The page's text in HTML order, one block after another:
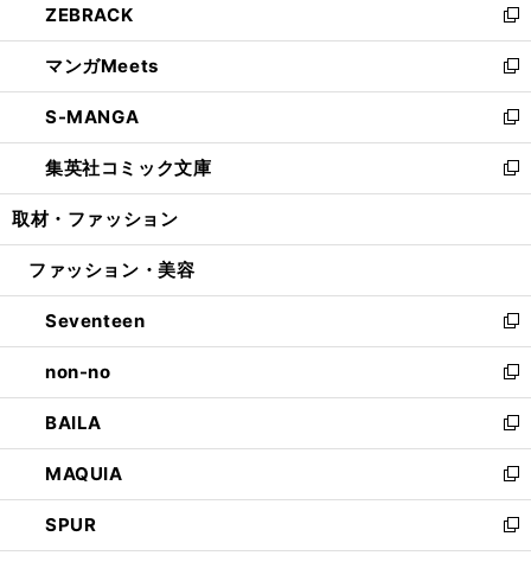
く
で
開
く
ド
ウ
で
開
く
ィ
ン
ド
ウ
で
開
く
い
ウ
ィ
ン
ド
ウ
で
開
ZEBRACK
新
し
い
ウ
ィ
ン
ド
ウ
開
マンガMeets
新
し
い
ウ
ィ
ン
ウ
開
く
S-MANGA
新
し
い
ウ
ン
ウ
で
開
く
集英社コミック文庫
新
し
ウ
ン
ド
ウ
で
開
く
取材・ファッション
ファッション・美容
Seventeen
新
し
い
ウ
ィ
ン
ド
ウ
で
開
non-no
新
し
い
ウ
ィ
ン
ド
ウ
BAILA
新
し
い
ウ
ィ
ン
MAQUIA
新
し
い
ウ
SPUR
新
し